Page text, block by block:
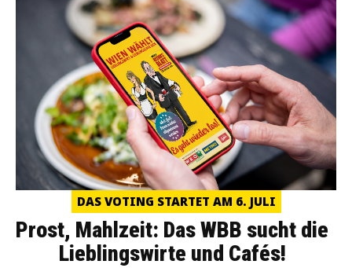
DAS VOTING STARTET AM 6. JULI
Prost, Mahlzeit: Das WBB sucht die
Lieblingswirte und Cafés!